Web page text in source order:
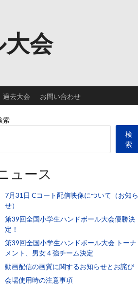
会
過去大会 お問い合わせ
索
検
索
ュース
7月31日 Cコート配信映像について（お知ら
せ）
第39回全国小学生ハンドボール大会優勝決
定！
第39回全国小学生ハンドボール大会 トーナ
メント、男女４強チーム決定
動画配信の画質に関するお知らせとお詫び
会場使用時の注意事項